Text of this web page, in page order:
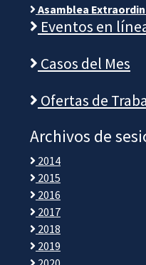
Asamblea
Eventos en
Casos del Mes
Ofertas de
Archivos de
2014
2015
2016
2017
2018
2019